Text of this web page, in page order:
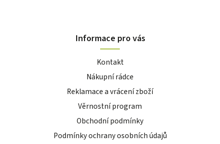
Informace pro vás
Kontakt
Nákupní rádce
Reklamace a vrácení zboží
Věrnostní program
Obchodní podmínky
Podmínky ochrany osobních údajů